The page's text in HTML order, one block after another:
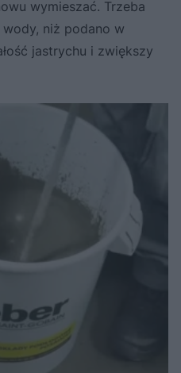
wymieszać. Trzeba
niż podano w
jastrychu i zwiększy